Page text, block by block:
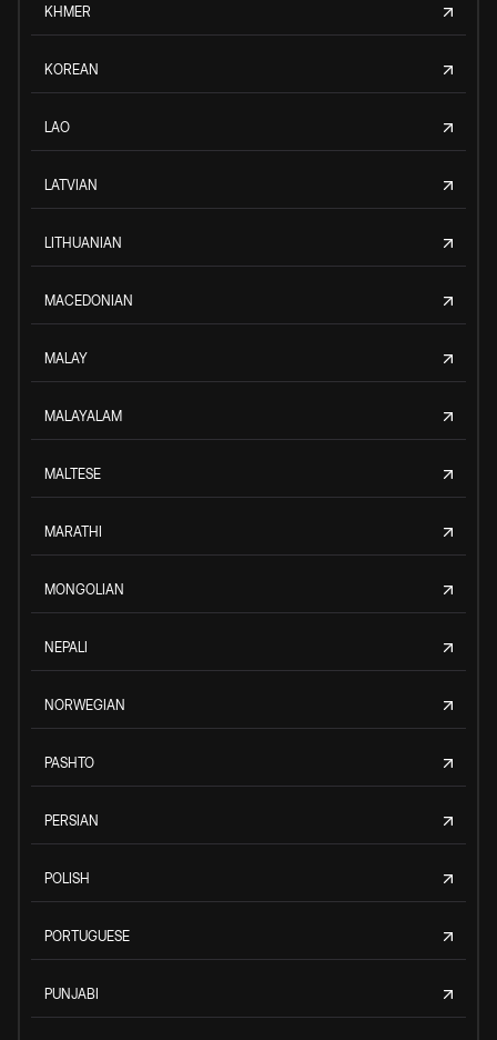
KHMER
KOREAN
LAO
LATVIAN
LITHUANIAN
MACEDONIAN
MALAY
MALAYALAM
MALTESE
MARATHI
MONGOLIAN
NEPALI
NORWEGIAN
PASHTO
PERSIAN
POLISH
PORTUGUESE
PUNJABI